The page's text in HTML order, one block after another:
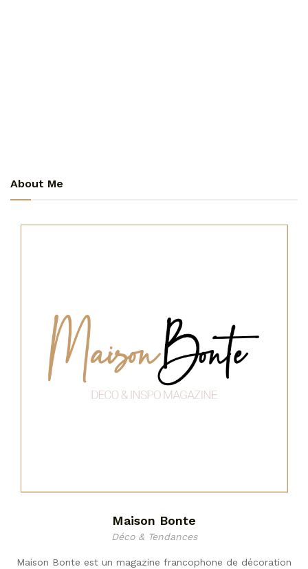
About Me
Maison Bonte
Déco & Tendances
Maison Bonte est un magazine francophone de décoration